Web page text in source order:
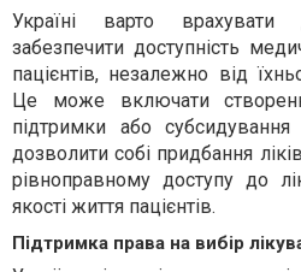
Україні варто
забезпечити доступність
пацієнтів, незалежно від
Це може включати
підтримки або
дозволити собі придбання
рівноправному доступу до
якості життя пацієнтів.
Підтримка права на вибір